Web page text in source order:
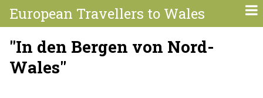
European Travellers to Wales
"In den Bergen von Nord-
Wales"